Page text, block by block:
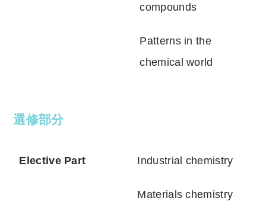
compounds
Patterns in the
chemical world
選修部分
Elective Part Industrial chemistry
Materials chemistry